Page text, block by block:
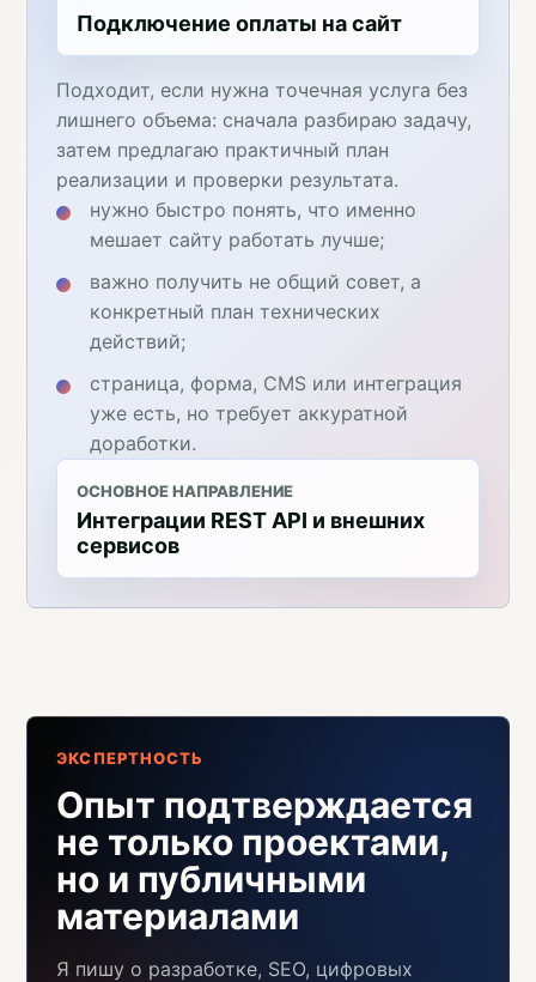
Подключение оплаты на сайт
Подходит, если нужна точечная услуга без
лишнего объема: сначала разбираю задачу,
затем предлагаю практичный план
реализации и проверки результата.
нужно быстро понять, что именно
мешает сайту работать лучше;
важно получить не общий совет, а
конкретный план технических
действий;
страница, форма, CMS или интеграция
уже есть, но требует аккуратной
доработки.
ОСНОВНОЕ НАПРАВЛЕНИЕ
Интеграции REST API и внешних
сервисов
ЭКСПЕРТНОСТЬ
Опыт подтверждается
не только проектами,
но и публичными
материалами
Я пишу о разработке, SEO, цифровых